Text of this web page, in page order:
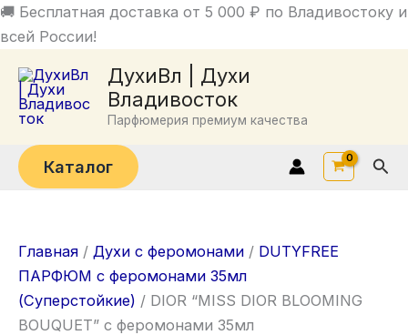
🚚 Бесплатная доставка от 5 000 ₽ по Владивостоку и
всей России!
Перейти
к
ДухиВл | Духи
Владивосток
Парфюмерия премиум качества
Каталог
Главная / Духи с феромонами / DUTYFREE
ПАРФЮМ с феромонами 35мл
(Суперстойкие) / DIOR “MISS DIOR BLOOMING
BOUQUET” с феромонами 35мл
товара
DIOR
"MISS
BLOOMING
BOUQUET"
с